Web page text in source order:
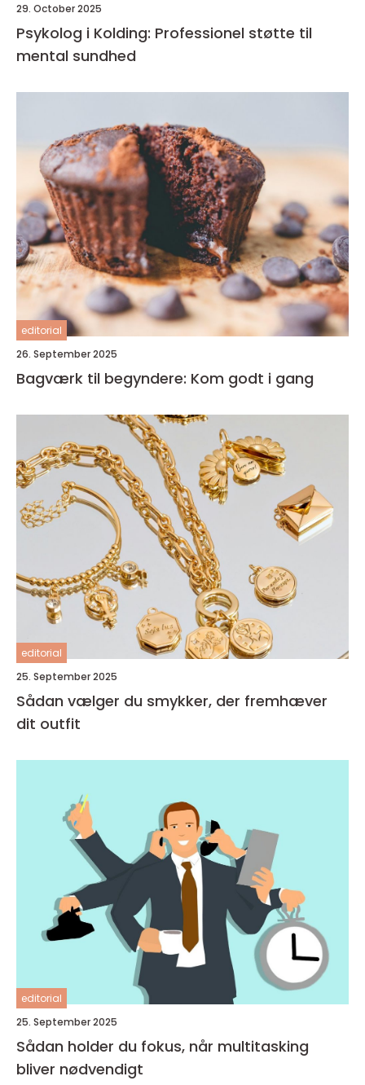
29. October 2025
Psykolog i Kolding: Professionel støtte til
mental sundhed
editorial
26. September 2025
Bagværk til begyndere: Kom godt i gang
editorial
25. September 2025
Sådan vælger du smykker, der fremhæver
dit outfit
editorial
25. September 2025
Sådan holder du fokus, når multitasking
bliver nødvendigt